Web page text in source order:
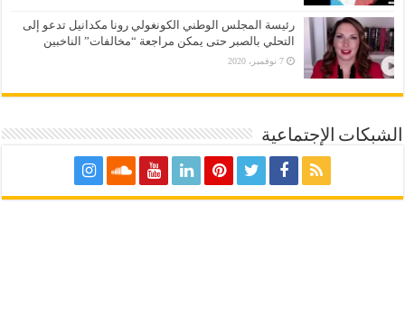
رئيسة المجلس الوطني الكونغولي رونا مكدانيل تدعو إلى
التحلي بالصبر حتى يمكن مراجعة “مخالفات” الناخبين
7 نوفمبر، 2020
الشبكات الإجتماعية